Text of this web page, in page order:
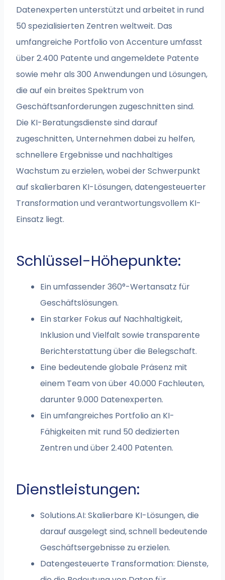
Datenexperten unterstützt und arbeitet in rund
50 spezialisierten Zentren weltweit. Das
umfangreiche Portfolio von Accenture umfasst
über 2.400 Patente und angemeldete Patente
sowie mehr als 300 Anwendungen und Lösungen,
die auf ein breites Spektrum von
Geschäftsanforderungen zugeschnitten sind.
Die KI-Beratungsdienste sind darauf
zugeschnitten, Unternehmen dabei zu helfen,
schnellere Ergebnisse und nachhaltiges
Wachstum zu erzielen, wobei der Schwerpunkt
auf skalierbaren KI-Lösungen, datengesteuerter
Transformation und verantwortungsvollem KI-
Einsatz liegt.
Schlüssel-Höhepunkte:
Ein umfassender 360°-Wertansatz für
Geschäftslösungen.
Ein starker Fokus auf Nachhaltigkeit,
Inklusion und Vielfalt sowie transparente
Berichterstattung über die Belegschaft.
Eine bedeutende globale Präsenz mit
einem Team von über 40.000 Fachleuten,
darunter 9.000 Datenexperten.
Ein umfangreiches Portfolio an KI-
Fähigkeiten mit rund 50 dedizierten
Zentren und über 2.400 Patenten.
Dienstleistungen:
Solutions.AI: Skalierbare KI-Lösungen, die
darauf ausgelegt sind, schnell bedeutende
Geschäftsergebnisse zu erzielen.
Datengesteuerte Transformation: Dienste,